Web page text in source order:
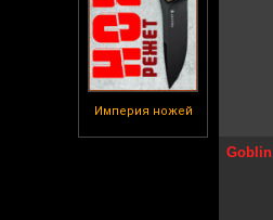
Империя ножей
Goblin